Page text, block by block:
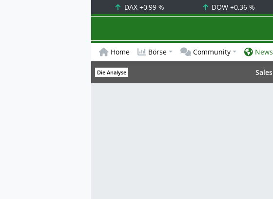
DAX +0,99 % DOW+0,36 %
Home Börse Community News
Die Analyse